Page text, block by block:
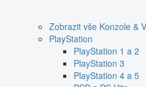
Zobrazit vše Konzole &
PlayStation
PlayStation 1 a 2
PlayStation 3
PlayStation 4 a 5